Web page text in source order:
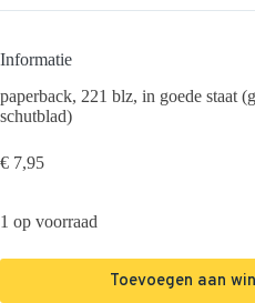
Informatie
paperback, 221 blz, in goede staat
schutblad)
€ 7,95
1 op voorraad
Toevoegen aan